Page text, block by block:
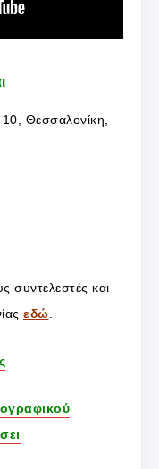
Θεσσαλονίκη,
συντελεστές και
εδώ